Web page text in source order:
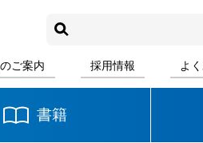
ご案内 採用情報 よ
書籍